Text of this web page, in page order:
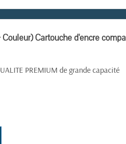
Cartouche d'encre
PREMIUM de grande capacité